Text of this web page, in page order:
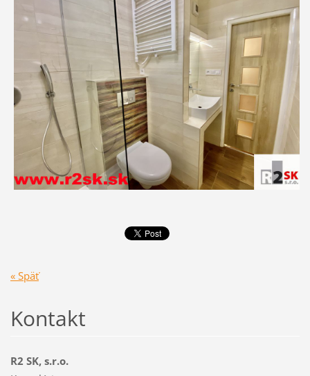
« Späť
Kontakt
R2 SK, s.r.o.